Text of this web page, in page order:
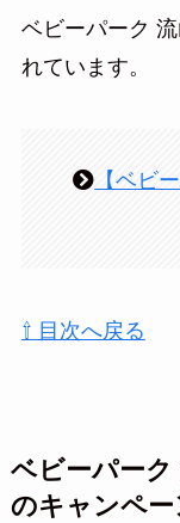
ベビーパーク
れています。
【ベビ
⇧ 目次へ戻る
ベビーパー
のキャンペー